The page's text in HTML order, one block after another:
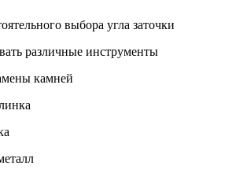
выбора угла заточки
различные инструменты
камней